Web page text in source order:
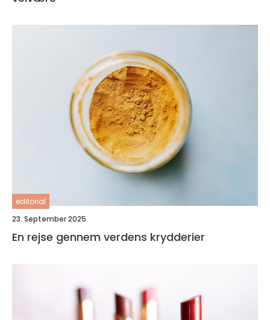
editorial
23. September 2025
En rejse gennem verdens krydderier